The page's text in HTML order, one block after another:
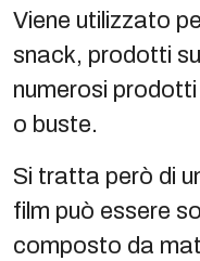
Viene utilizzato
snack, prodotti
numerosi
o buste.
Si tratta però di
film può essere
composto da